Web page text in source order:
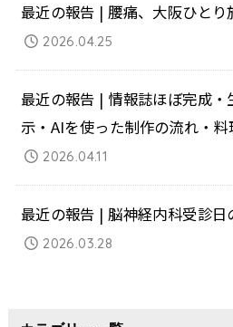
最近の報告 | 腰痛、大阪ひとり
2026.04.25
最近の報告 | 情報誌ほぼ完成
示・AIを使った制作の流れ・
2026.04.11
最近の報告 | 脳神経内科受診日
2026.03.28